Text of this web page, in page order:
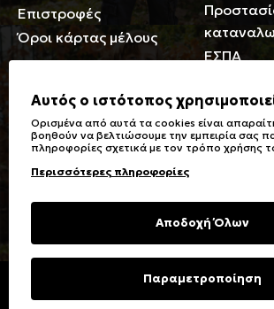
Επιστροφές
Όροι κάρτας μέλους
ΕΣΠΑ
Γενικά
Καταστήματα
Ειδικές Εκπτώσεις ΑμΕΑ
Δωροκάρτες
Συχνές Ερωτήσεις
Φροντίδα Ρούχων
Copyright © 2023
Αυτός ο ιστότοπος
Ορισμένα από αυτά τα cookies είναι
βοηθούν να βελτιώσουμε την εμπειρία σας
πληροφορίες σχετικά με τον τρόπο χρήσης
Περισσότερες πληροφορίες
Αποδοχή Όλων
Παραμετροποίηση